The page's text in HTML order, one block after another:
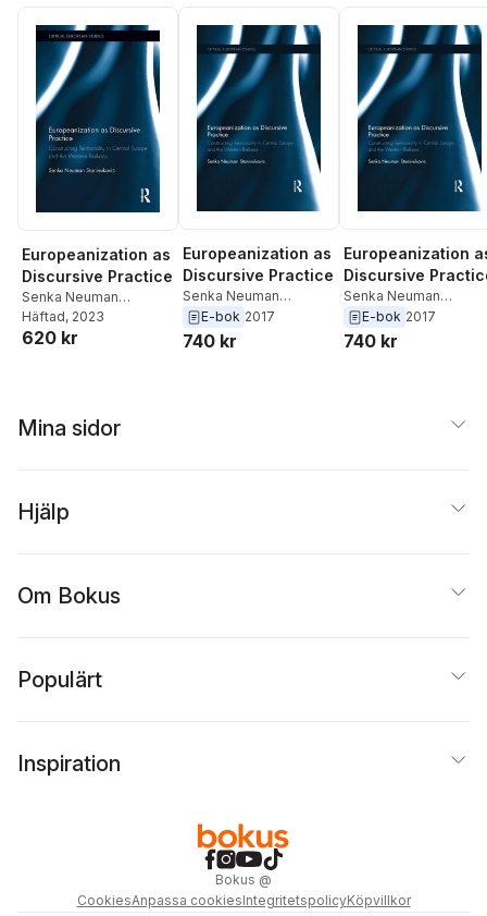
Europeanization as
Discursive Practice
Senka Neuman
Stanivuković
Häftad, 2023
620 kr
Europeanization as
Discursive Practice
Senka Neuman
Stanivukovic
E-bok 2017
740 kr
Europeanization
Discursive
Senka Neuman
Stanivukovic
E-bok 2017
740 kr
Mina sidor
Hjälp
Om Bokus
Populärt
Inspiration
Bokus @
CookiesAnpassa cookiesIntegritetspolicyKöpvillkor